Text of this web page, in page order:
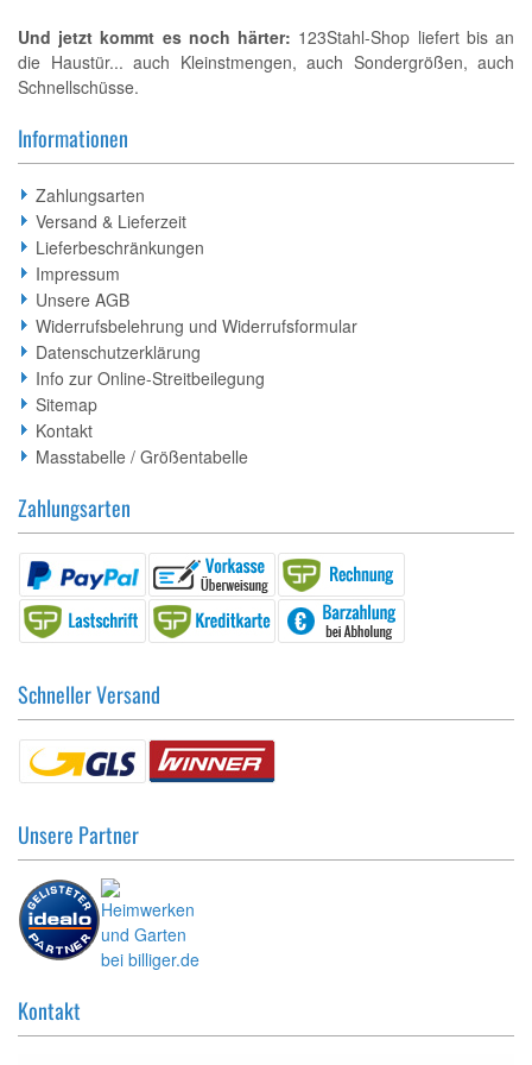
Und jetzt kommt es noch härter: 123Stahl-Shop liefert bis an
die Haustür... auch Kleinstmengen, auch Sondergrößen, auch
Schnellschüsse.
Informationen
Zahlungsarten
Versand & Lieferzeit
Lieferbeschränkungen
Impressum
Unsere AGB
Widerrufsbelehrung und Widerrufsformular
Datenschutzerklärung
Info zur Online-Streitbeilegung
Sitemap
Kontakt
Masstabelle / Größentabelle
Zahlungsarten
Schneller Versand
Unsere Partner
Kontakt